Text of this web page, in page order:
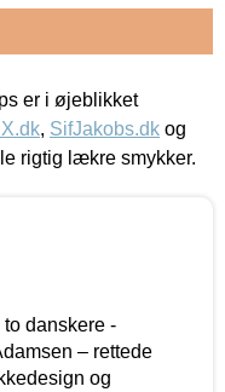
er i øjeblikket
, SifJakobs.dk og
rigtig lækre smykker.
danskere -
– rettede
og